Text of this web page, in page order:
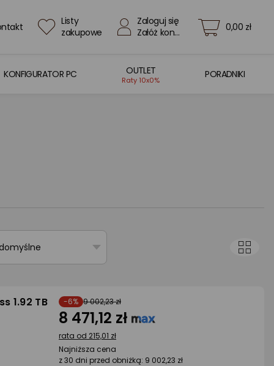
Listy
zakupowe
Zaloguj się
Załóż konto
0,00 zł
KONFIGURATOR PC OUTLET
Raty 10x0%
PORADNIKI
1.92 TB -6% 9 002,23 zł
8 471,12 zł
rata od 215,01 zł
Najniższa cena
z 30 dni przed obniżką: 9 002,23 zł